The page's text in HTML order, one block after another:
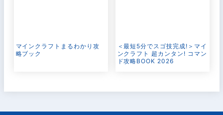
マインクラフトまるわかり攻
略ブック
＜最短5分でスゴ技完成!＞マイ
ンクラフト 超カンタン! コマン
ド攻略BOOK 2026